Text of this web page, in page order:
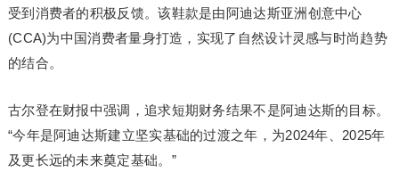
受到消费者的积极反馈。该鞋款是由阿迪达斯亚洲创意中心
(CCA)为中国消费者量身打造，实现了自然设计灵感与时尚趋势
的结合。
古尔登在财报中强调，追求短期财务结果不是阿迪达斯的目标。
“今年是阿迪达斯建立坚实基础的过渡之年，为2024年、2025年
及更长远的未来奠定基础。”